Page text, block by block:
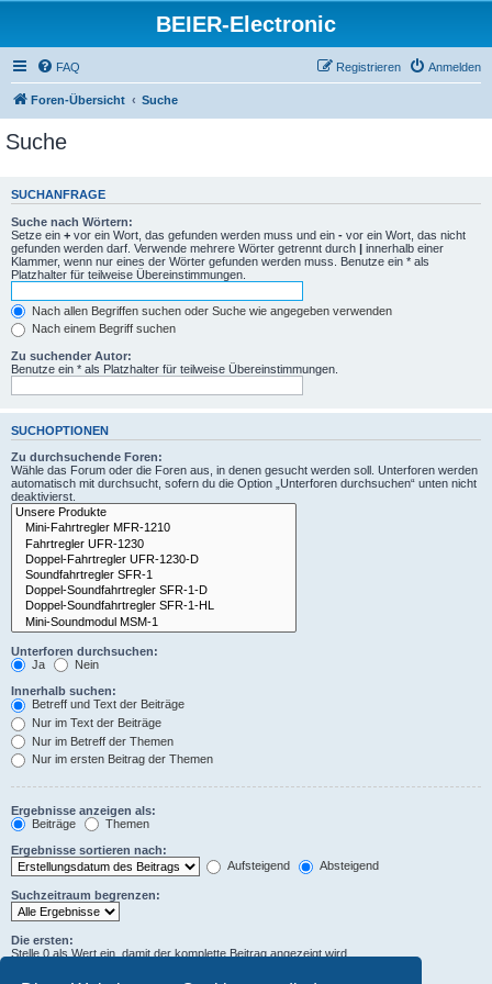
BEIER-Electronic
FAQ Anmelden
Registrieren
Foren-Übersicht Suche
Suche
SUCHANFRAGE
Suche nach Wörtern:
Setze ein + vor ein Wort, das gefunden werden muss und ein - vor ein Wort, das nicht
gefunden werden darf. Verwende mehrere Wörter getrennt durch | innerhalb einer
Klammer, wenn nur eines der Wörter gefunden werden muss. Benutze ein * als
Platzhalter für teilweise Übereinstimmungen.
Nach allen Begriffen suchen oder Suche wie angegeben verwenden
Nach einem Begriff suchen
Zu suchender Autor:
Benutze ein * als Platzhalter für teilweise Übereinstimmungen.
SUCHOPTIONEN
Zu durchsuchende Foren:
Wähle das Forum oder die Foren aus, in denen gesucht werden soll. Unterforen werden
automatisch mit durchsucht, sofern du die Option „Unterforen durchsuchen“ unten nicht
deaktivierst.
Unterforen durchsuchen:
Ja
Nein
Innerhalb suchen:
Betreff und Text der Beiträge
Nur im Text der Beiträge
Nur im Betreff der Themen
Nur im ersten Beitrag der Themen
Ergebnisse anzeigen als:
Beiträge
Themen
Ergebnisse sortieren nach:
Aufsteigend
Absteigend
Suchzeitraum begrenzen:
Die ersten:
Stelle 0 als Wert ein, damit der komplette Beitrag angezeigt wird.